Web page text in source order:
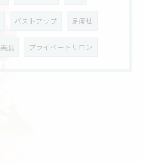
バストアップ 足痩せ
美肌 プライベートサロン